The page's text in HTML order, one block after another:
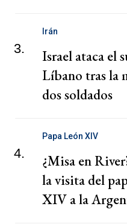
3.
Irán
Israel ataca el
Líbano tras la
dos soldados
4.
Papa León XIV
¿Misa en
la visita del
XIV a la